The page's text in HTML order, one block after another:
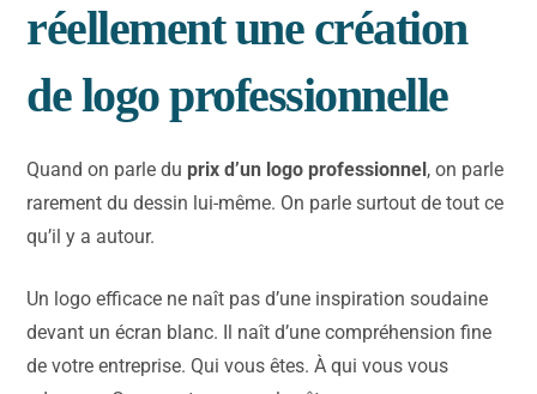
réellement une création
de logo professionnelle
Quand on parle du prix d’un logo professionnel , on parle
rarement du dessin lui-même. On parle surtout de tout ce
qu’il y a autour.
Un logo efficace ne naît pas d’une inspiration soudaine
devant un écran blanc. Il naît d’une compréhension fine
de votre entreprise. Qui vous êtes. À qui vous vous